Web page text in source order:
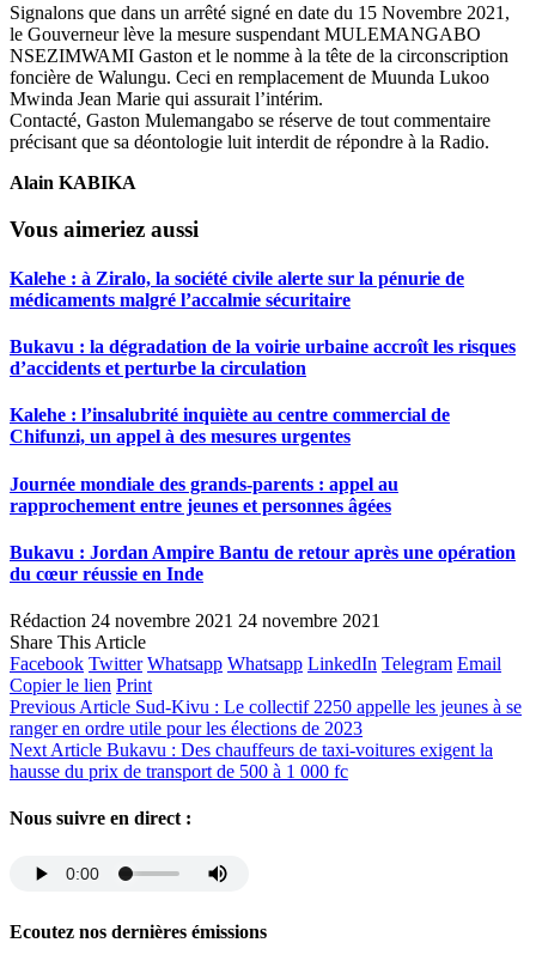
Signalons que dans un arrêté signé en date du 15 Novembre 2021,
le Gouverneur lève la mesure suspendant MULEMANGABO
NSEZIMWAMI Gaston et le nomme à la tête de la circonscription
foncière de Walungu. Ceci en remplacement de Muunda Lukoo
Mwinda Jean Marie qui assurait l’intérim.
Contacté, Gaston Mulemangabo se réserve de tout commentaire
précisant que sa déontologie luit interdit de répondre à la Radio.
Alain KABIKA
Vous aimeriez aussi
Kalehe : à Ziralo, la société civile alerte sur la pénurie de
médicaments malgré l’accalmie sécuritaire
Bukavu : la dégradation de la voirie urbaine accroît les risques
d’accidents et perturbe la circulation
Kalehe : l’insalubrité inquiète au centre commercial de
Chifunzi, un appel à des mesures urgentes
Journée mondiale des grands-parents : appel au
rapprochement entre jeunes et personnes âgées
Bukavu : Jordan Ampire Bantu de retour après une opération
du cœur réussie en Inde
Rédaction 24 novembre 2021 24 novembre 2021
Share This Article
Facebook Twitter Whatsapp Whatsapp LinkedIn Telegram Email
Copier le lien Print
Previous Article Sud-Kivu : Le collectif 2250 appelle les jeunes à se
ranger en ordre utile pour les élections de 2023
Next Article Bukavu : Des chauffeurs de taxi-voitures exigent la
hausse du prix de transport de 500 à 1 000 fc
Nous suivre en direct :
Ecoutez nos dernières émissions